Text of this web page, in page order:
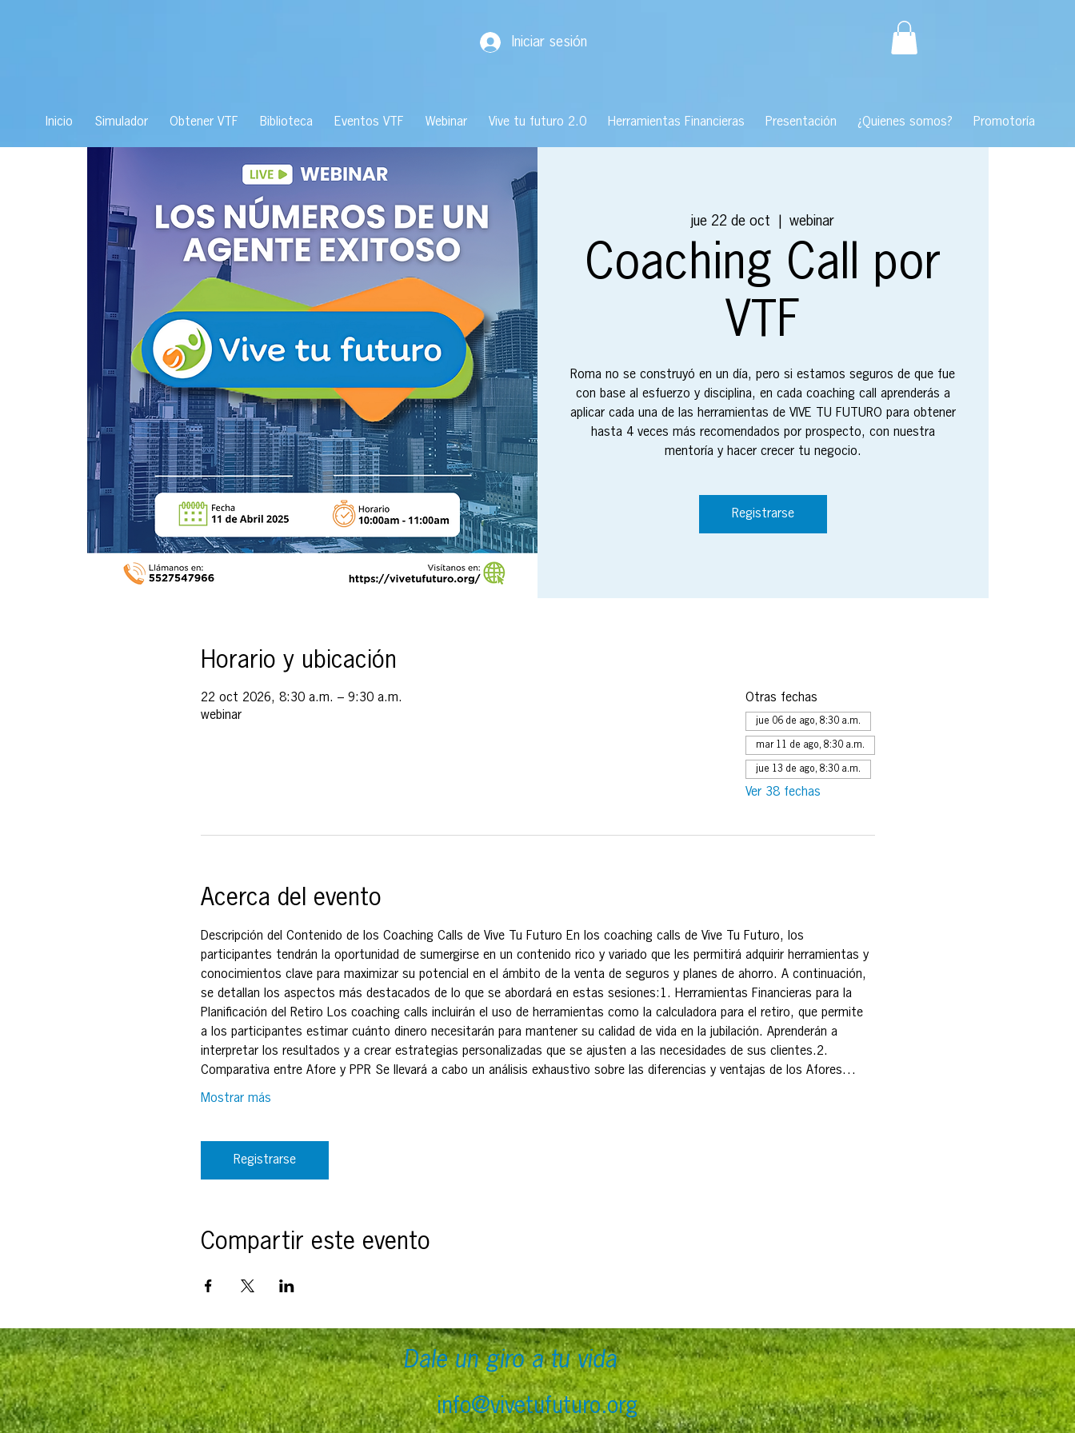
Iniciar sesión
Inicio Simulador Obtener VTF Biblioteca Eventos VTF Webinar Vive tu futuro 2.0 Herramientas Financieras Presentación ¿Quienes somos? Promotoría
jue 22 de oct
  |
webinar
Coaching Call por
VTF
Roma no se construyó en un día, pero si estamos seguros de que fue
con base al esfuerzo y disciplina, en cada coaching call aprenderás a
aplicar cada una de las herramientas de VIVE TU FUTURO para obtener
hasta 4 veces más recomendados por prospecto, con nuestra
mentoría y hacer crecer tu negocio.
Registrarse
Horario y ubicación
22 oct 2026, 8:30 a.m. – 9:30 a.m.
webinar
Otras fechas
jue 06 de ago, 8:30 a.m.
mar 11 de ago, 8:30 a.m.
jue 13 de ago, 8:30 a.m.
Ver 38 fechas
Acerca del evento
Descripción del Contenido de los Coaching Calls de Vive Tu Futuro En los coaching calls de Vive Tu Futuro, los
participantes tendrán la oportunidad de sumergirse en un contenido rico y variado que les permitirá adquirir herramientas y
conocimientos clave para maximizar su potencial en el ámbito de la venta de seguros y planes de ahorro. A continuación,
se detallan los aspectos más destacados de lo que se abordará en estas sesiones:1. Herramientas Financieras para la
Planificación del Retiro Los coaching calls incluirán el uso de herramientas como la calculadora para el retiro, que permite
a los participantes estimar cuánto dinero necesitarán para mantener su calidad de vida en la jubilación. Aprenderán a
interpretar los resultados y a crear estrategias personalizadas que se ajusten a las necesidades de sus clientes.2.
Comparativa entre Afore y PPR Se llevará a cabo un análisis exhaustivo sobre las diferencias y ventajas de los Afores…
Mostrar más
Registrarse
Compartir este evento
Dale un giro a tu vida
info@vivetufuturo.org